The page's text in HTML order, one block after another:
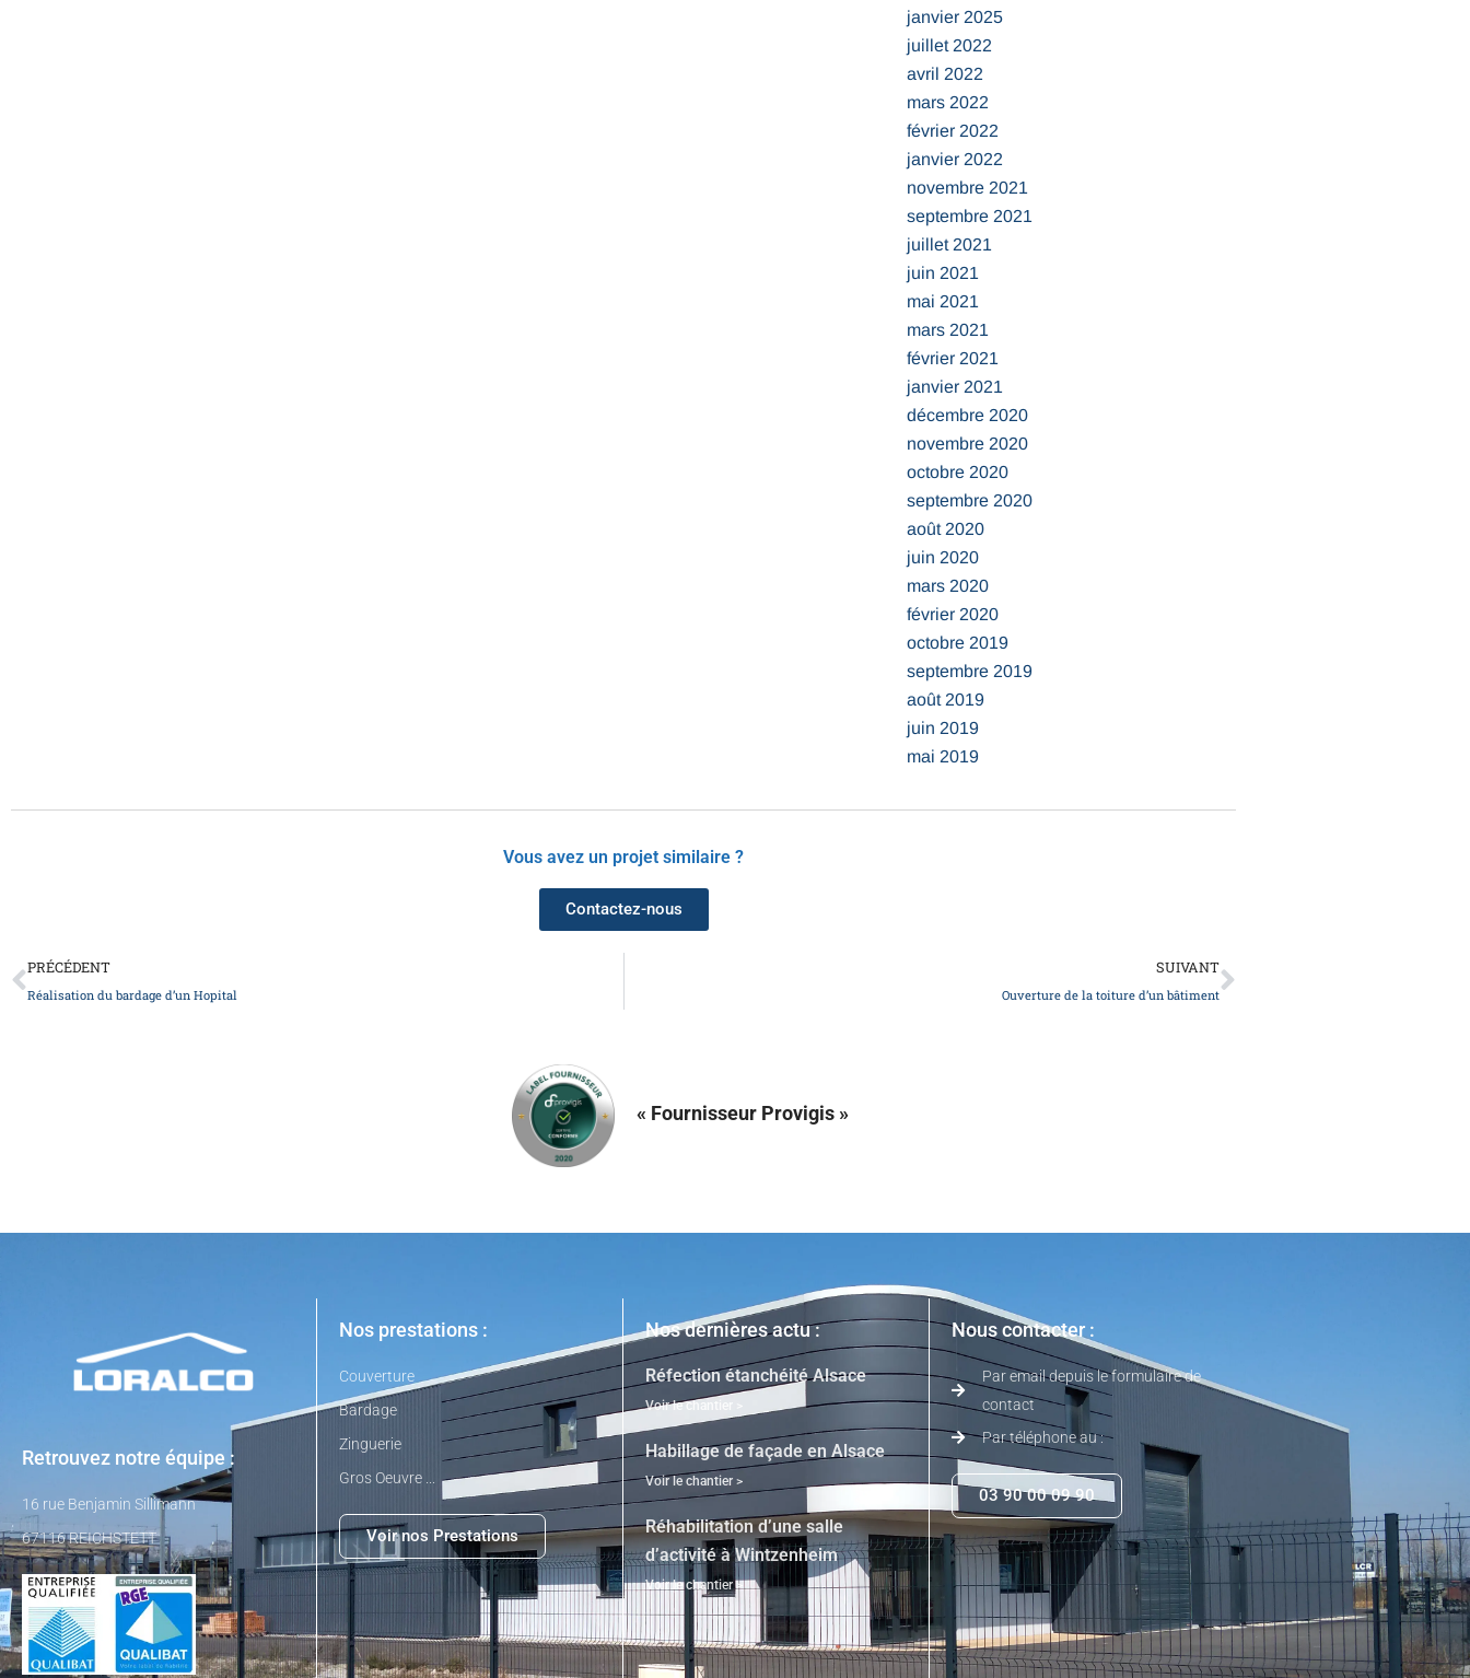
janvier 2025
juillet 2022
avril 2022
mars 2022
février 2022
janvier 2022
novembre 2021
septembre 2021
juillet 2021
juin 2021
mai 2021
mars 2021
février 2021
janvier 2021
décembre 2020
novembre 2020
octobre 2020
septembre 2020
août 2020
juin 2020
mars 2020
février 2020
octobre 2019
septembre 2019
août 2019
juin 2019
mai 2019
Vous avez un projet similaire ?
Contactez-nous
Précédent
PRÉCÉDENT
Réalisation du bardage d’un Hopital
SUIVANT
Ouverture de la toiture d’un bâtiment
Suivant
« Fournisseur Provigis »
Retrouvez notre équipe :
16 rue Benjamin Sillimann
67116 REICHSTETT
Nos prestations :
Couverture
Bardage
Zinguerie
Gros Oeuvre ...
Voir nos Prestations
Nos dernières actu :
Réfection étanchéité Alsace
Voir le chantier >
Habillage de façade en Alsace
Voir le chantier >
Réhabilitation d’une salle
d’activité à Wintzenheim
Voir le chantier >
Nous contacter :
Par email depuis le formulaire de
contact
Par téléphone au :
03 90 00 09 90